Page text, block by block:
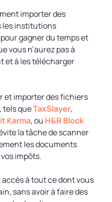
importer des
les institutions
gagner du temps et
vous n’aurez pas à
et à les télécharger
et importer des fichiers
tels queTaxSlayer,
Karma, ou H&R Block
la tâche de scanner
les documents
impôts.
à tout ce dont vous
sans avoir à faire des